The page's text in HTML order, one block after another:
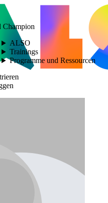
Champion
ALSO
Trainings
Programme und Ressourcen